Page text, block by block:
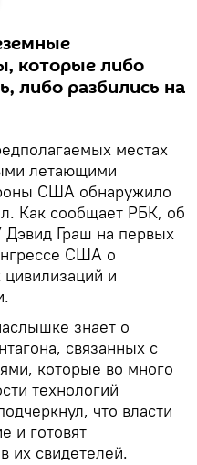
которые либо
либо разбились на
местах
летающими
США обнаружило
Как сообщает РБК, об
Дэвид Граш на первых
США о
и
знает о
связанных с
которые во много
технологий
что власти
и готовят
их свидетелей.